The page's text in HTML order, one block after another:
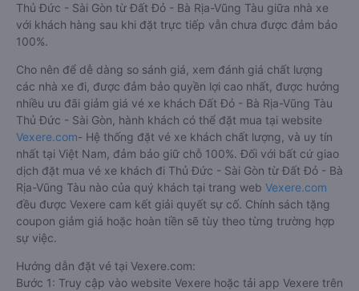
Thủ Đức - Sài Gòn từ Đất Đỏ - Bà Rịa-Vũng Tàu giữa nhà xe
với khách hàng sau khi đặt trực tiếp vẫn chưa được đảm bảo
100%.
Cho nên để dễ dàng so sánh giá, xem đánh giá chất lượng
các nhà xe đi, được đảm bảo quyền lợi cao nhất, được hưởng
nhiều ưu đãi giảm giá vé xe khách Đất Đỏ - Bà Rịa-Vũng Tàu
Thủ Đức - Sài Gòn, hành khách có thể đặt mua tại website
Vexere.com- Hệ thống đặt vé xe khách chất lượng, và uy tín
nhất tại Việt Nam, đảm bảo giữ chỗ 100%. Đối với bất cứ giao
dịch đặt mua vé xe khách đi Thủ Đức - Sài Gòn từ Đất Đỏ - Bà
Rịa-Vũng Tàu nào của quý khách tại trang web Vexere.com
đều được Vexere cam kết giải quyết sự cố. Chính sách tặng
coupon giảm giá hoặc hoàn tiền sẽ tùy theo từng trường hợp
sự việc.
Hướng dẫn đặt vé tại Vexere.com:
Bước 1: Truy cập vào website Vexere hoặc tải app Vexere trên